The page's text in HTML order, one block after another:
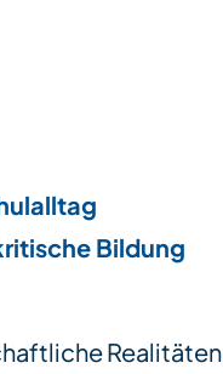
Bildung